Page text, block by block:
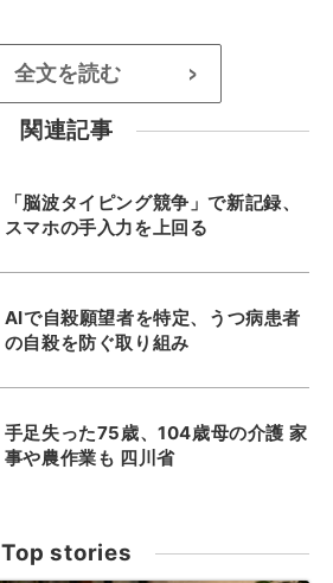
全文を読む >
関連記事
「脳波タイピング競争」で新記録、
スマホの手入力を上回る
AIで自殺願望者を特定、うつ病患者
の自殺を防ぐ取り組み
手足失った75歳、104歳母の介護 家
事や農作業も 四川省
Top stories